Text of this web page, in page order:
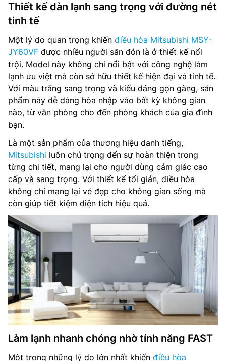
Thiết kế dàn lạnh sang trọng với đường nét
tinh tế
Một lý do quan trọng khiến điều hòa Mitsubishi MSY-
JY60VF được nhiều người săn đón là ở thiết kế nổi
trội. Model này không chỉ nổi bật với công nghệ làm
lạnh ưu việt mà còn sở hữu thiết kế hiện đại và tinh tế.
Với màu trắng sang trọng và kiểu dáng gọn gàng, sản
phẩm này dễ dàng hòa nhập vào bất kỳ không gian
nào, từ văn phòng cho đến phòng khách của gia đình
bạn.
Là một sản phẩm của thương hiệu danh tiếng,
Mitsubishi luôn chú trọng đến sự hoàn thiện trong
từng chi tiết, mang lại cho người dùng cảm giác cao
cấp và sang trọng. Với thiết kế tối giản, điều hòa
không chỉ mang lại vẻ đẹp cho không gian sống mà
còn giúp tiết kiệm diện tích hiệu quả.
Làm lạnh nhanh chóng nhờ tính năng FAST
Một trong những lý do lớn nhất khiến điều hòa